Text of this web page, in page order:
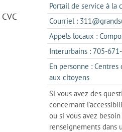
Portail de service à la
Courriel :
Appels locaux :
Interurbains : 705-
En personne : Centres
aux citoyenss'ouvre
dans
l'onglet
actuel
Si vous avez des
concernant
ou si vous avez besoin
renseignements dans